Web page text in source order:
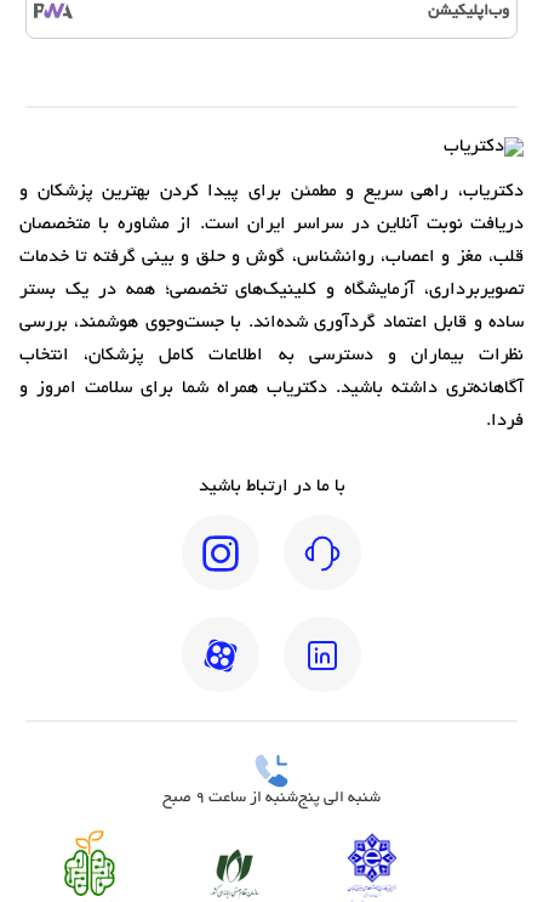
وب‌اپلیکیشن
دکتریاب، راهی سریع و مطمئن برای پیدا کردن بهترین پزشکان و
دریافت نوبت آنلاین در سراسر ایران است. از مشاوره با متخصصان
قلب، مغز و اعصاب، روانشناس، گوش و حلق و بینی گرفته تا خدمات
تصویربرداری، آزمایشگاه و کلینیک‌های تخصصی؛ همه در یک بستر
ساده و قابل اعتماد گردآوری شده‌اند. با جست‌وجوی هوشمند، بررسی
نظرات بیماران و دسترسی به اطلاعات کامل پزشکان، انتخاب
آگاهانه‌تری داشته باشید. دکتریاب همراه شما برای سلامت امروز و
فردا.
با ما در ارتباط باشید
شنبه الی پنج‌شنبه از ساعت 9 صبح